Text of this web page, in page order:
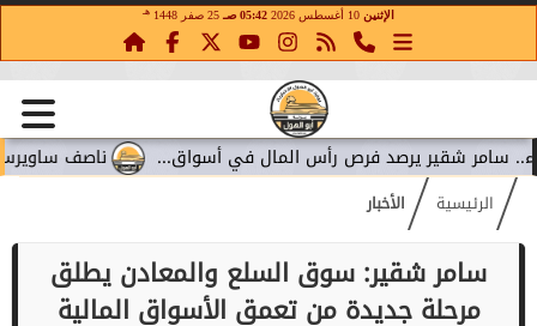
الإثنين 05:42 صـ 25 صفر 1448 هـ
ناصف ساويرس يتجاوز 55% في «أو سي آي غلوبال».. سامر شقير يرصد... شقير يرصد فرص رأس المال في أسواق...
الرئيسية الأخبار
سامر شقير: سوق السلع والمعادن يطلق
مرحلة جديدة من تعمق الأسواق المالية